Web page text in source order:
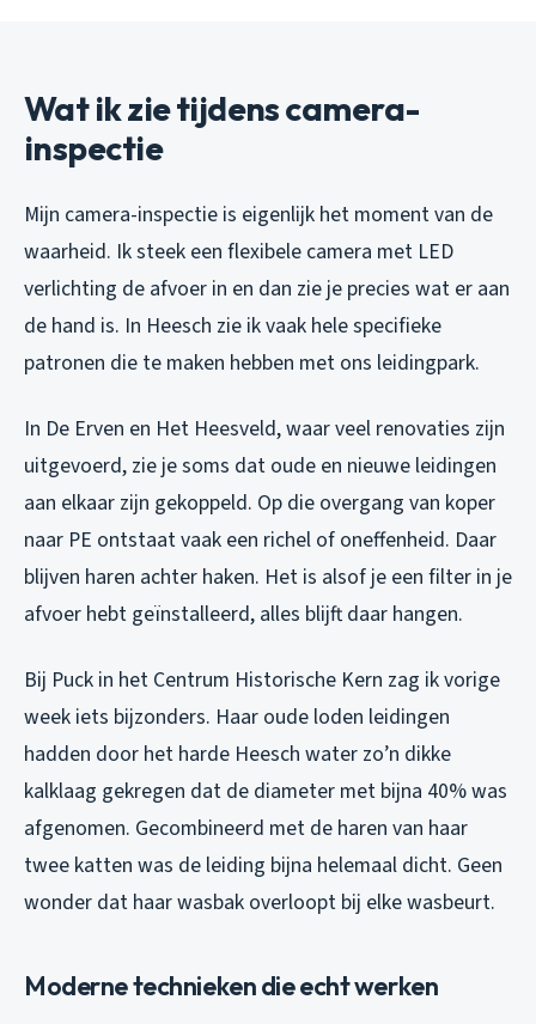
Wat ik zie tijdens camera-
inspectie
Mijn camera-inspectie is eigenlijk het moment van de
waarheid. Ik steek een flexibele camera met LED
verlichting de afvoer in en dan zie je precies wat er aan
de hand is. In Heesch zie ik vaak hele specifieke
patronen die te maken hebben met ons leidingpark.
In De Erven en Het Heesveld, waar veel renovaties zijn
uitgevoerd, zie je soms dat oude en nieuwe leidingen
aan elkaar zijn gekoppeld. Op die overgang van koper
naar PE ontstaat vaak een richel of oneffenheid. Daar
blijven haren achter haken. Het is alsof je een filter in je
afvoer hebt geïnstalleerd, alles blijft daar hangen.
Bij Puck in het Centrum Historische Kern zag ik vorige
week iets bijzonders. Haar oude loden leidingen
hadden door het harde Heesch water zo’n dikke
kalklaag gekregen dat de diameter met bijna 40% was
afgenomen. Gecombineerd met de haren van haar
twee katten was de leiding bijna helemaal dicht. Geen
wonder dat haar wasbak overloopt bij elke wasbeurt.
Moderne technieken die echt werken